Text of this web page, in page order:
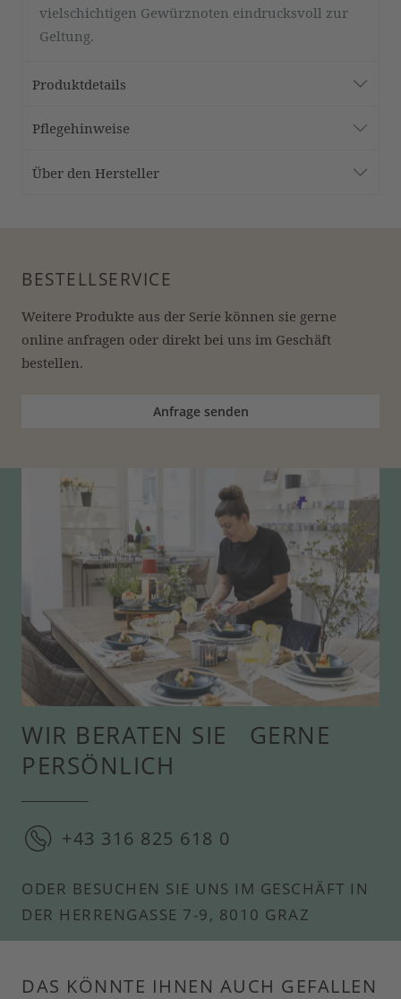
vielschichtigen Gewürznoten eindrucksvoll zur
Geltung.
Produktdetails
Pflegehinweise
Über den Hersteller
BESTELLSERVICE
Weitere Produkte aus der Serie können sie gerne
online anfragen oder direkt bei uns im Geschäft
bestellen.
Anfrage senden
WIR BERATEN SIE GERNE
PERSÖNLICH
+43 316 825 618 0
ODER BESUCHEN SIE UNS IM GESCHÄFT IN
DER HERRENGASSE 7-9, 8010 GRAZ
DAS KÖNNTE IHNEN AUCH GEFALLEN